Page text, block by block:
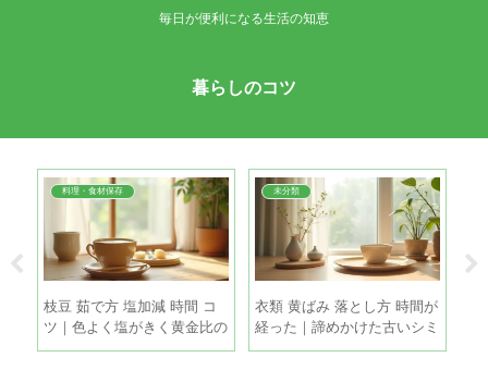
毎日が便利になる生活の知恵
暮らしのコツ
料理・食材保存
枝豆 茹で方 塩加減 時間 コ
ツ｜色よく塩がきく黄金比の
手順
未分類
衣類 黄ばみ 落とし方 時間が
経った｜諦めかけた古いシミ
も家庭で復活させる方法